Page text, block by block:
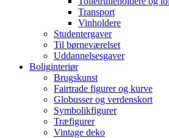
Transport
Vinholdere
Studentergaver
Til børneværelset
Uddannelsesgaver
Boliginteriør
Brugskunst
Fairtrade figurer og kurve
Globusser og verdenskort
Symbolikfigurer
Træfigurer
Vintage deko